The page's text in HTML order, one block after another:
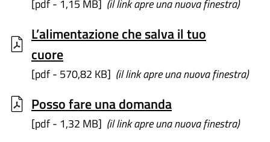
[pdf - 1,15 MB] (il link apre una nuova finestra)
L’alimentazione che salva il tuo
cuore
[pdf - 570,82 KB] (il link apre una nuova finestra)
Posso fare una domanda
[pdf - 1,32 MB] (il link apre una nuova finestra)